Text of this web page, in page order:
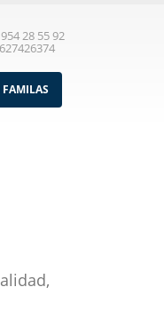
954 28 55 92
627426374